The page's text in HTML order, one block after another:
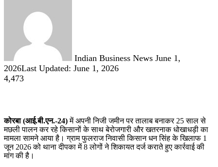
Indian Business News June 1,
2026Last Updated: June 1, 2026
4,473
कोरबा (आई.बी.एन.-24)में अपनी निजी जमीन पर तालाब बनाकर 25 साल से
मछली पालन कर रहे किसानों के साथ बेरोजगारी और खतरनाक धोखाधड़ी का
मामला सामने आया है। ग्राम फुलराज निवासी किसान धन सिंह के खिलाफ 1
जून 2026 को थाना दीपका में 8 लोगों ने शिकायत दर्ज कराते हुए कार्रवाई की
मांग की है।